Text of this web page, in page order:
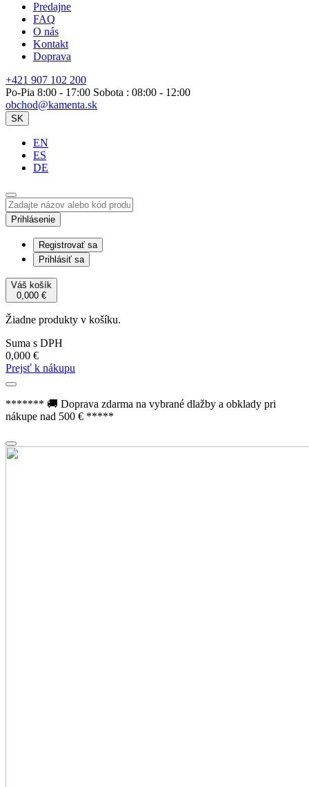
Predajne
FAQ
O nás
Kontakt
Doprava
+421 907 102 200
Po-Pia 8:00 - 17:00 Sobota : 08:00 - 12:00
obchod@kamenta.sk
SK
EN
ES
DE
Prihlásenie
Registrovať sa
Prihlásiť sa
Váš košík
0,000 €
Žiadne produkty v košíku.
Suma s DPH
0,000 €
Prejsť k nákupu
******* 🚚 Doprava zdarma na vybrané dlažby a obklady pri
nákupe nad 500 € *****